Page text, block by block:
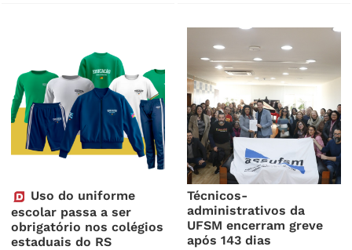
Uso do uniforme
escolar passa a ser
obrigatório nos colégios
estaduais do RS
Técnicos-
administrativos da
UFSM encerram greve
após 143 dias